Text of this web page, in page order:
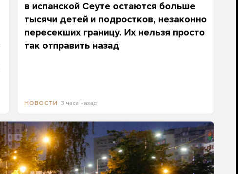
в испанской Сеуте остаются больше
тысячи детей и подростков, незаконно
пересекших границу. Их нельзя просто
так отправить назад
НОВОСТИ 3 часа назад